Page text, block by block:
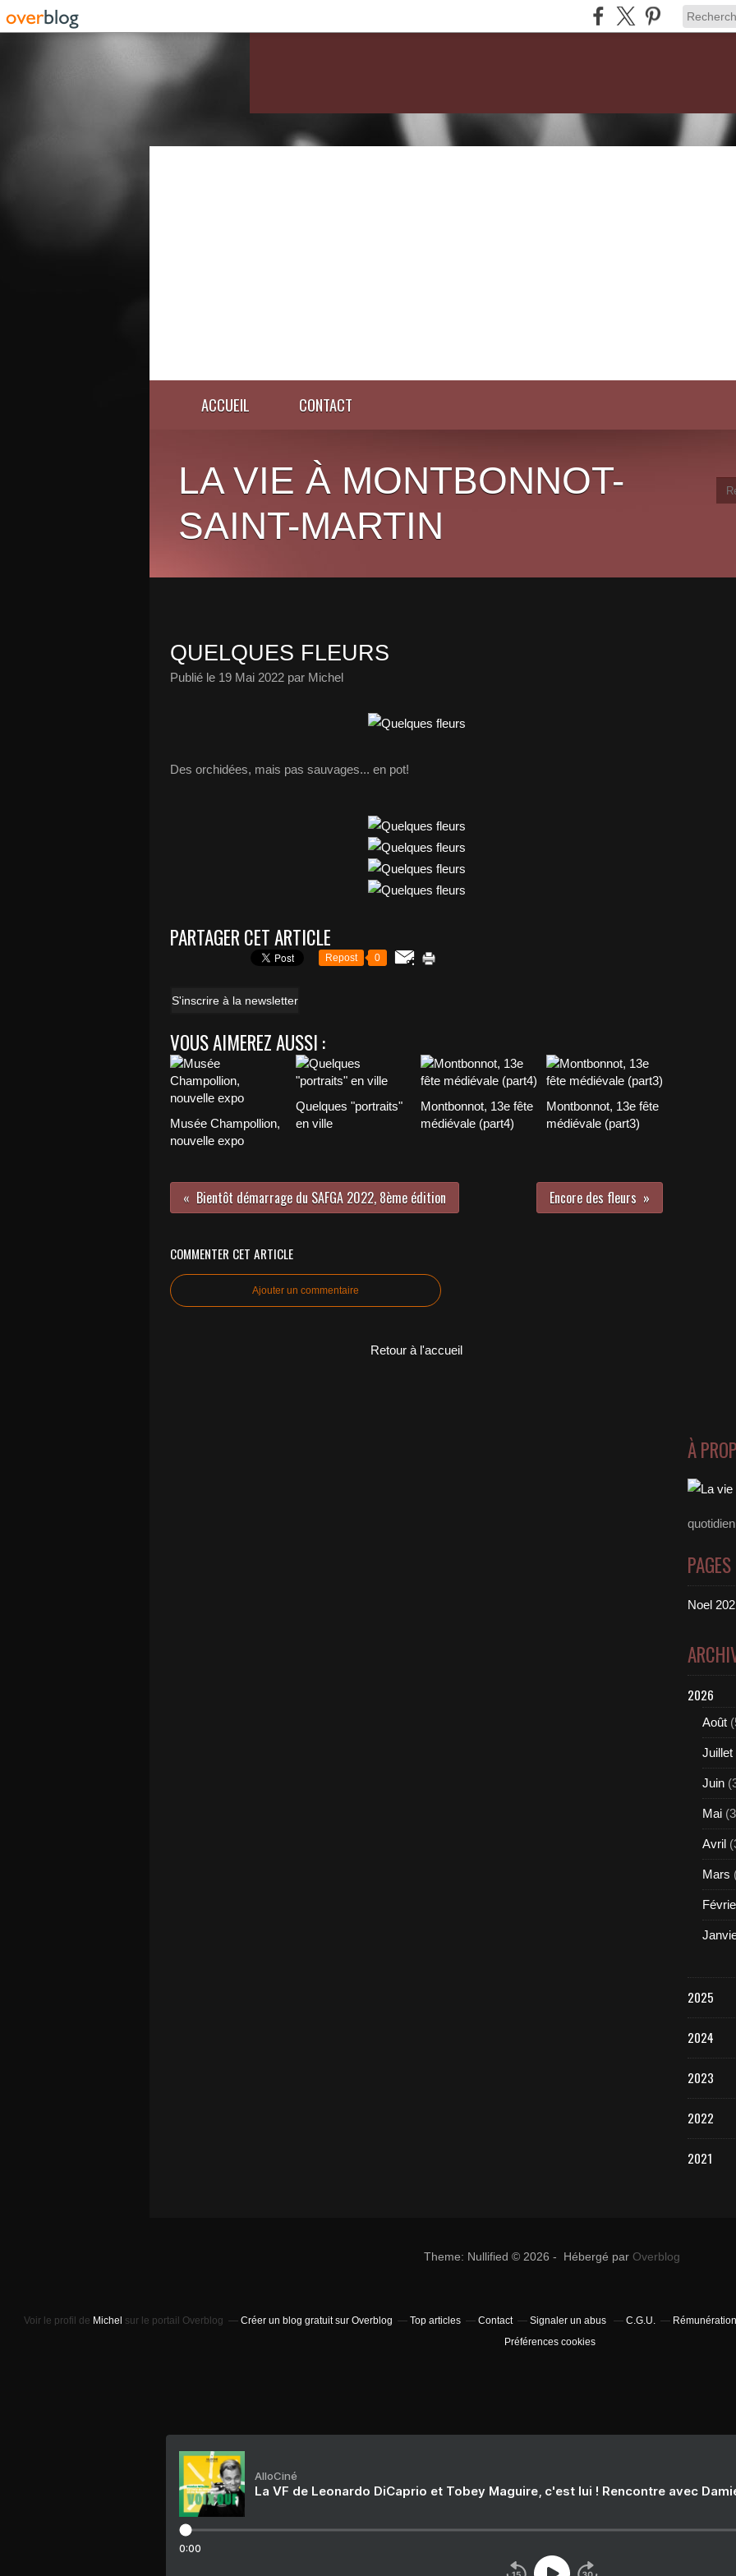
ACCUEIL CONTACT
LA VIE À MONTBONNOT-
SAINT-MARTIN
QUELQUES FLEURS
Publié le 19 Mai 2022 par Michel
Des orchidées, mais pas sauvages... en pot!
PARTAGER CET ARTICLE
Repost 0
S'inscrire à la newsletter
VOUS AIMEREZ AUSSI :
Musée Champollion,
nouvelle expo
Quelques "portraits"
en ville
Montbonnot, 13e fête
médiévale (part4)
Montbonnot, 13e fête
médiévale (part3)
Bientôt démarrage du SAFGA 2022, 8ème édition Encore des fleurs
COMMENTER CET ARTICLE
Ajouter un commentaire
Retour à l'accueil
À
PAGES
Noel
2026
Août
Juillet
Juin
Mai
Avril
Mars
2025
2024
2023
2022
2021
Theme: Nullified © 2026 - Hébergé par Overblog
Voir le profil de Michel sur le portail Overblog Créer un blog gratuit sur Overblog Top articles Contact Signaler un abus C.G.U.
Préférences cookies
AlloCiné
La VF de Leonardo DiCaprio et Tobey Maguire, c'est lui ! Rencontre avec
0:00